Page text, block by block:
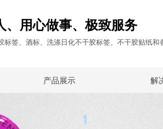
标签、酒标、洗涤日化不干胶标签、不干胶贴纸和
、用心做事、极致服务
产品展示 解